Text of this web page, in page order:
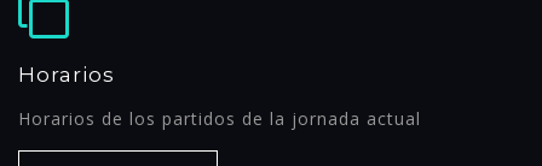
Horarios
Horarios de los partidos de la jornada actual